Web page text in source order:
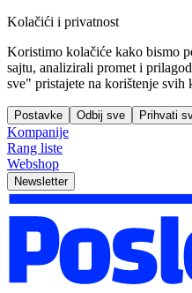
Kolačići i privatnost
Koristimo kolačiće kako bismo
sajtu, analizirali promet i
sve" pristajete na korištenje svih
Postavke Odbij sve Prihvati
Kompanije
Rang liste
Webshop
Newsletter